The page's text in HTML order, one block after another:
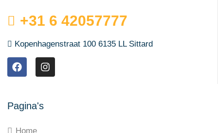
+31 6 42057777
Kopenhagenstraat 100 6135 LL Sittard
Pagina's
Home